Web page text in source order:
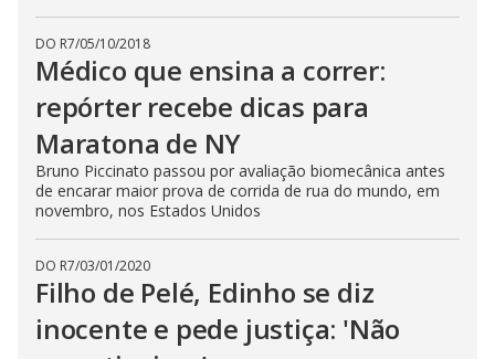
DO R7/05/10/2018
Médico que ensina a correr:
repórter recebe dicas para
Maratona de NY
Bruno Piccinato passou por avaliação biomecânica antes
de encarar maior prova de corrida de rua do mundo, em
novembro, nos Estados Unidos
DO R7/03/01/2020
Filho de Pelé, Edinho se diz
inocente e pede justiça: 'Não